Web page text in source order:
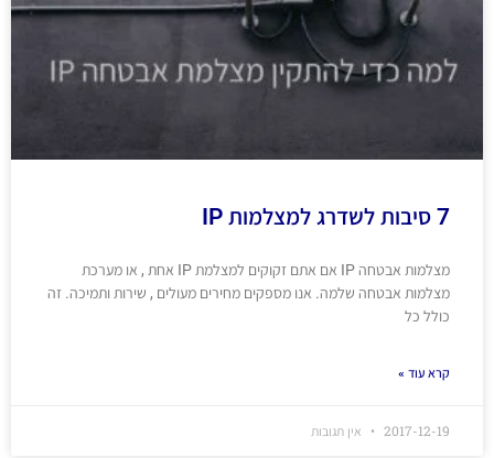
7 סיבות לשדרג למצלמות IP
מצלמות אבטחה IP אם אתם זקוקים למצלמת IP אחת , או מערכת
מצלמות אבטחה שלמה. אנו מספקים מחירים מעולים , שירות ותמיכה. זה
כולל כל
קרא עוד »
2017-12-19 אין תגובות